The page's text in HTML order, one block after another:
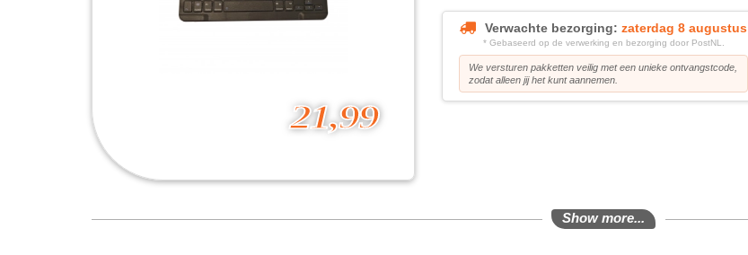
21,99
Verwachte bezorging: zaterdag 8 augustus
* Gebaseerd op de verwerking en bezorging door PostNL.
We versturen pakketten veilig met een unieke ontvangstcode,
zodat alleen jij het kunt aannemen.
Show more...